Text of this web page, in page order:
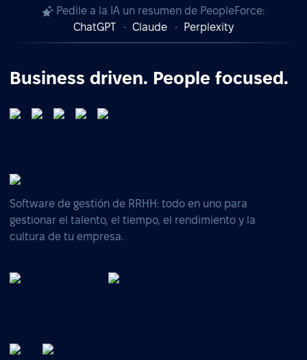
Pedile a la IA un resumen de PeopleForce:
ChatGPT
Claude Perplexity
Business driven. People focused.
Software de gestión de RRHH: todo en uno para
gestionar el talento, el tiempo, el rendimiento y la
cultura de tu empresa.